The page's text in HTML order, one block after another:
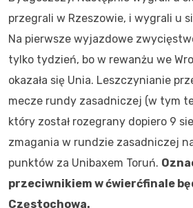
przegrali w Rzeszowie, i wygrali u
Na pierwsze wyjazdowe
tylko tydzień, bo w rewanżu we
okazała się Unia. Leszczynianie
mecze rundy zasadniczej (w tym
który został rozegrany dopiero 9
zmagania w rundzie zasadniczej
punktów za Unibaxem Toruń.
przeciwnikiem w ćwierćfinale
Częstochowa.